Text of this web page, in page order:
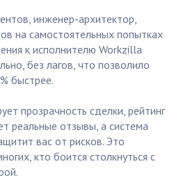
инженер-архитектор,
на самостоятельных попытках
к исполнителю Workzilla
без лагов, что позволило
быстрее.
прозрачность сделки, рейтинг
реальные отзывы, а система
вас от рисков. Это
кто боится столкнуться с